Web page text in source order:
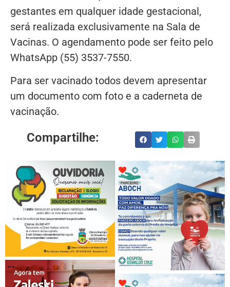
gestantes em qualquer idade gestacional,
será realizada exclusivamente na Sala de
Vacinas. O agendamento pode ser feito pelo
WhatsApp (55) 3537-7550.
Para ser vacinado todos devem apresentar
um documento com foto e a caderneta de
vacinação.
Compartilhe: